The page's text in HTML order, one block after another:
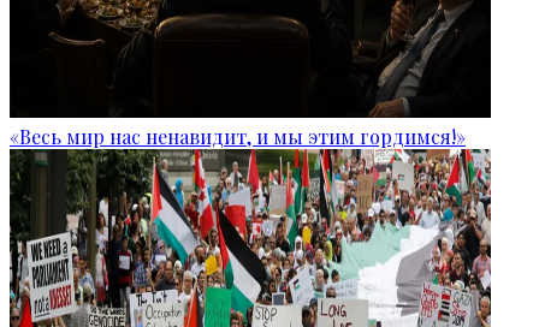
«Весь мир нас ненавидит, и мы этим гордимся!»